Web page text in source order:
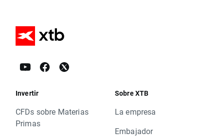
Invertir
CFDs sobre Materias
Primas
Sobre XTB
La empresa
Embajador